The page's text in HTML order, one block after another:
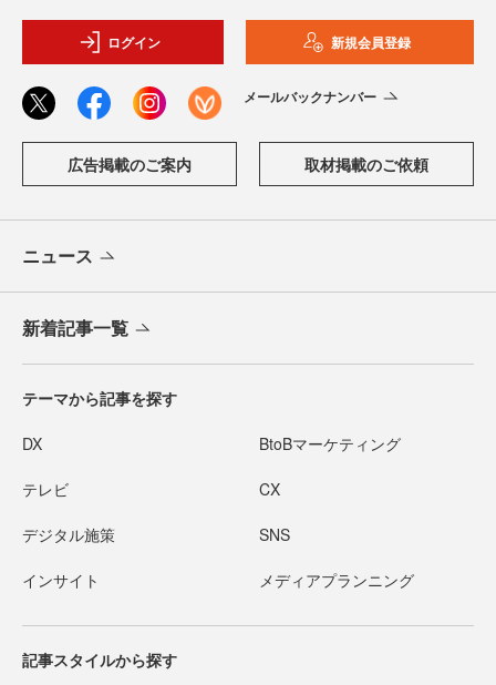
ログイン 新規会員登録
メールバックナンバー
広告掲載のご案内 取材掲載のご依頼
ニュース
新着記事一覧
テーマから記事を探す
DX BtoBマーケティング
テレビ CX
デジタル施策 SNS
インサイト メディアプランニング
記事スタイルから探す